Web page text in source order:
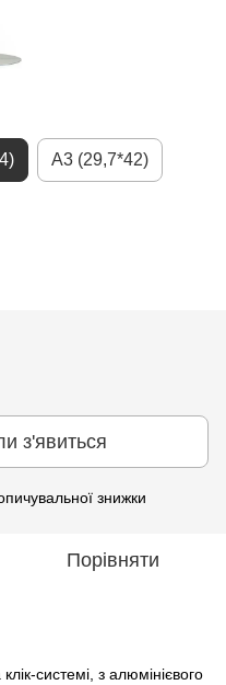
A3 (29,7*42)
з'явиться
знижки
Порівняти
системі, з алюмінієвого